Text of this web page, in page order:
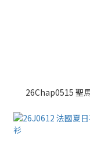
26Chap0515 聖